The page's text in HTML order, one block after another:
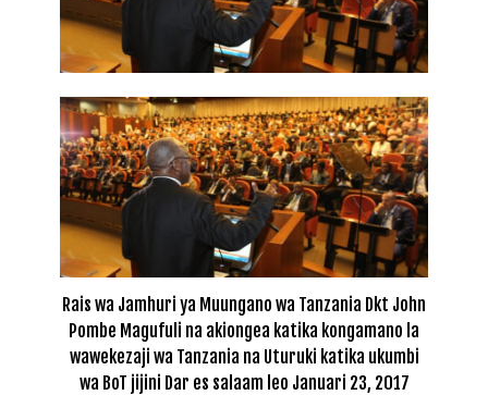
Rais wa Jamhuri ya Muungano wa Tanzania Dkt John
Pombe Magufuli na akiongea katika kongamano la
wawekezaji wa Tanzania na Uturuki katika ukumbi
wa BoT jijini Dar es salaam leo Januari 23, 2017